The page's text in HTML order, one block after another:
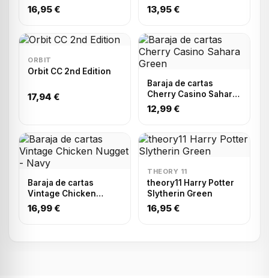
16,95 € 13,95 €
ORBIT
Orbit CC 2nd Edition
17,94 €
Baraja de cartas
Cherry Casino Sahara
Green
12,99 €
Baraja de cartas
Vintage Chicken
Nugget - Navy
16,99 €
THEORY 11
theory11 Harry Potter
Slytherin Green
16,95 €